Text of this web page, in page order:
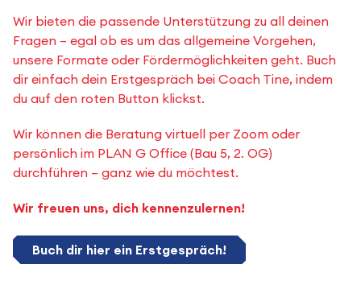
Wir bieten die passende Unterstützung zu all deinen
Fragen – egal ob es um das allgemeine Vorgehen,
unsere Formate oder Fördermöglichkeiten geht. Buch
dir einfach dein Erstgespräch bei Coach Tine, indem
du auf den roten Button klickst.
Wir können die Beratung virtuell per Zoom oder
persönlich im PLAN G Office (Bau 5, 2. OG)
durchführen – ganz wie du möchtest.
Wir freuen uns, dich kennenzulernen!
Buch dir hier ein Erstgespräch!